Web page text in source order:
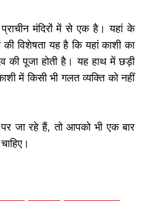
मंदिरों में से एक है। यहां के
विशेषता यह है कि यहां काशी का
की पूजा होती है। यह हाथ में छड़ी
में किसी भी गलत व्यक्ति को नहीं
जा रहे हैं, तो आपको भी एक बार